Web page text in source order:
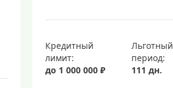
Кредитный
лимит:
до 1 000 000 ₽
Льготный
период:
111 дн.